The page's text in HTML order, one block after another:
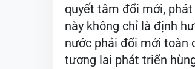
quyết tâm đổi mới,
này không chỉ là định
nước phải đổi mới toàn
tương lai phát triển